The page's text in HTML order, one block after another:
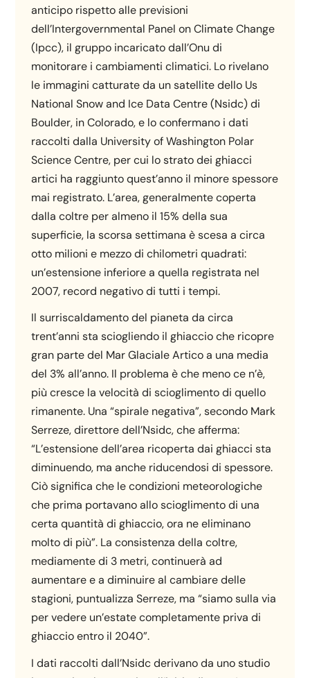
anticipo rispetto alle previsioni
dell’Intergovernmental Panel on Climate Change
(Ipcc), il gruppo incaricato dall’Onu di
monitorare i cambiamenti climatici. Lo rivelano
le immagini catturate da un satellite dello Us
National Snow and Ice Data Centre (Nsidc) di
Boulder, in Colorado, e lo confermano i dati
raccolti dalla University of Washington Polar
Science Centre, per cui lo strato dei ghiacci
artici ha raggiunto quest’anno il minore spessore
mai registrato. L’area, generalmente coperta
dalla coltre per almeno il 15% della sua
superficie, la scorsa settimana è scesa a circa
otto milioni e mezzo di chilometri quadrati:
un’estensione inferiore a quella registrata nel
2007, record negativo di tutti i tempi.
Il surriscaldamento del pianeta da circa
trent’anni sta sciogliendo il ghiaccio che ricopre
gran parte del Mar Glaciale Artico a una media
del 3% all’anno. Il problema è che meno ce n’è,
più cresce la velocità di scioglimento di quello
rimanente. Una “spirale negativa”, secondo Mark
Serreze, direttore dell’Nsidc, che afferma:
“L’estensione dell’area ricoperta dai ghiacci sta
diminuendo, ma anche riducendosi di spessore.
Ciò significa che le condizioni meteorologiche
che prima portavano allo scioglimento di una
certa quantità di ghiaccio, ora ne eliminano
molto di più”. La consistenza della coltre,
mediamente di 3 metri, continuerà ad
aumentare e a diminuire al cambiare delle
stagioni, puntualizza Serreze, ma “siamo sulla via
per vedere un’estate completamente priva di
ghiaccio entro il 2040”.
I dati raccolti dall’Nsidc derivano da uno studio